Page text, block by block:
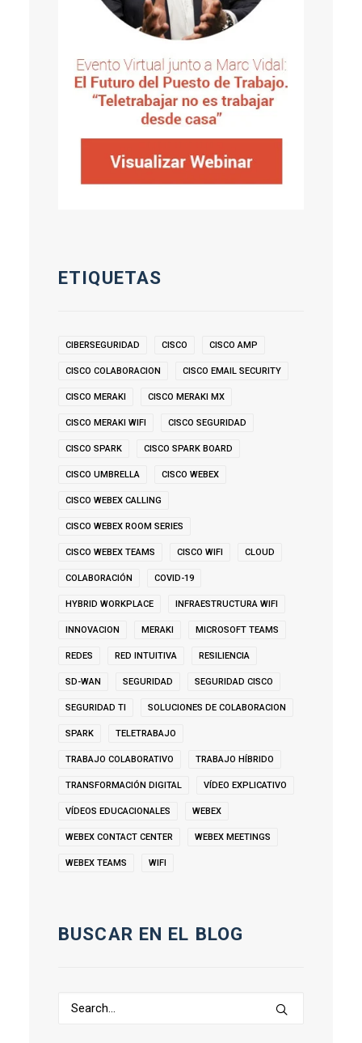
ETIQUETAS
CIBERSEGURIDAD CISCO CISCO AMP
CISCO COLABORACION CISCO EMAIL SECURITY
CISCO MERAKI CISCO MERAKI MX
CISCO MERAKI WIFI CISCO SEGURIDAD
CISCO SPARK CISCO SPARK BOARD
CISCO UMBRELLA CISCO WEBEX
CISCO WEBEX CALLING
CISCO WEBEX ROOM SERIES
CISCO WEBEX TEAMS CISCO WIFI CLOUD
COLABORACIÓN COVID-19
HYBRID WORKPLACE INFRAESTRUCTURA WIFI
INNOVACION MERAKI MICROSOFT TEAMS
REDES RED INTUITIVA RESILIENCIA
SD-WAN SEGURIDAD SEGURIDAD CISCO
SEGURIDAD TI SOLUCIONES DE COLABORACION
SPARK TELETRABAJO
TRABAJO COLABORATIVO TRABAJO HÍBRIDO
TRANSFORMACIÓN DIGITAL VÍDEO EXPLICATIVO
VÍDEOS EDUCACIONALES WEBEX
WEBEX CONTACT CENTER WEBEX MEETINGS
WEBEX TEAMS WIFI
BUSCAR EN EL BLOG